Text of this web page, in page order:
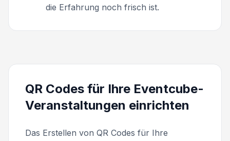
die Erfahrung noch frisch ist.
QR Codes für Ihre Eventcube-
Veranstaltungen einrichten
Das Erstellen von QR Codes für Ihre